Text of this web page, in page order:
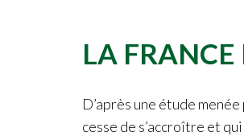
LA FRANCE
D’après une étude
cesse de s’accroître et